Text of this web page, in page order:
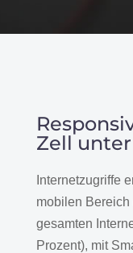
Zell
Internetzugriffe
mobilen
gesamten
Prozent), mit